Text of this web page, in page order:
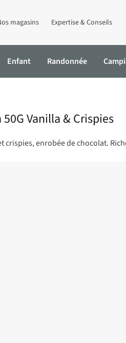
magasins Expertise & Conseils
Enfant Randonnée
Vanilla & Crispies
crispies, enrobée de chocolat.